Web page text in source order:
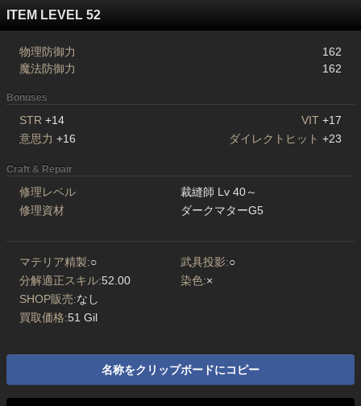
ITEM LEVEL 52
物理防御力
162
魔法防御力
162
Bonuses
STR +14 VIT +17
意思力 +16 ダイレクトヒット +23
Craft & Repair
修理レベル
裁縫師 Lv 40～
修理資材
ダークマターG5
マテリア精製:○ 武具投影:○
分解適正スキル:52.00 染色:×
SHOP販売:なし
買取価格:51 Gil
名称をクリップボードにコピー